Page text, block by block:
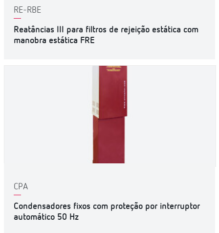
RE-RBE
Reatâncias III para filtros de rejeição estática com
manobra estática FRE
CPA
Condensadores fixos com proteção por interruptor
automático 50 Hz